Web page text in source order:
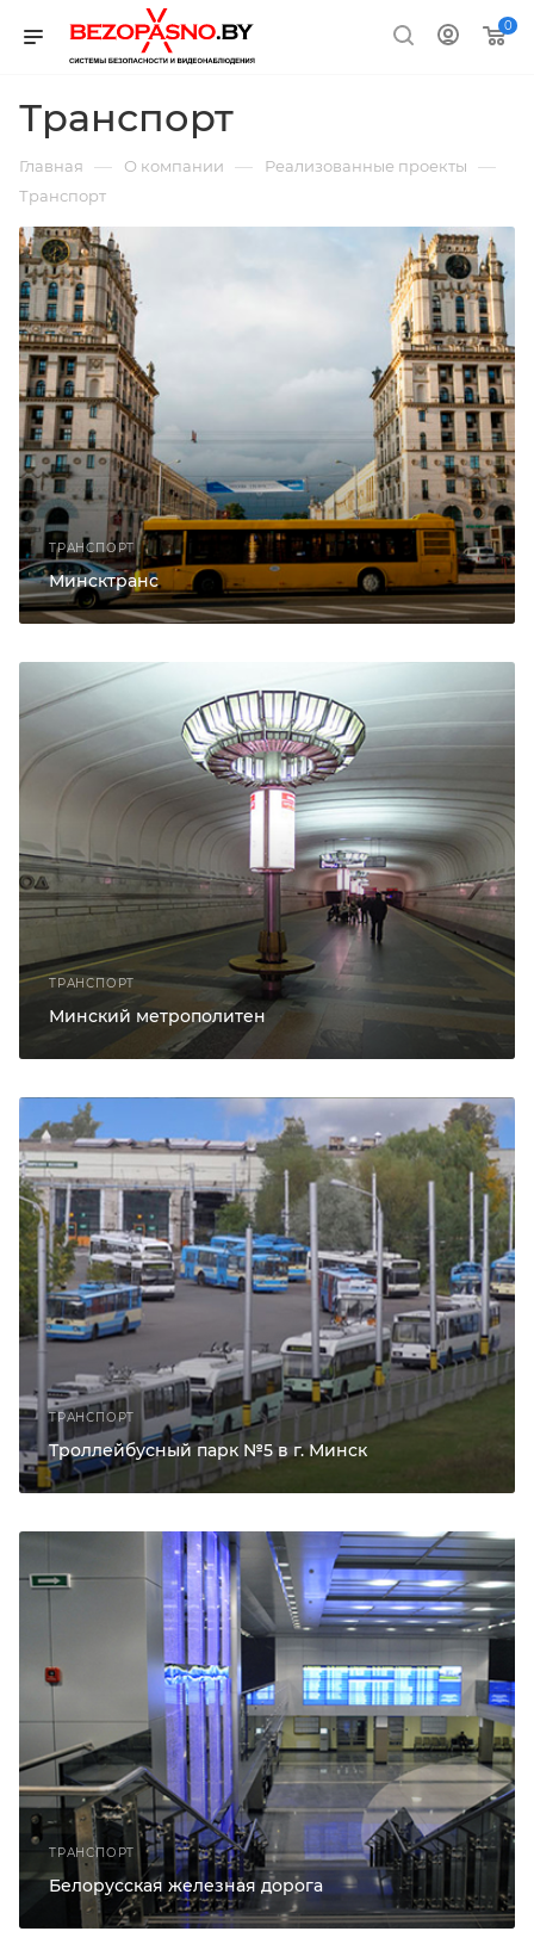
0
Транспорт
Главная — О компании — Реализованные проекты —
Транспорт
ТРАНСПОРТ
Минсктранс
ТРАНСПОРТ
Минский метрополитен
ТРАНСПОРТ
Троллейбусный парк №5 в г. Минск
ТРАНСПОРТ
Белорусская железная дорога